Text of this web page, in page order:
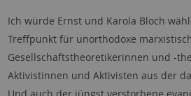
Ich würde Ernst und Karola Bloch
Treffpunkt für unorthodoxe
Gesellschaftstheoretikerinnen und -
Aktivistinnen und Aktivisten aus der